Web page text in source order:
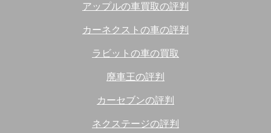
アップルの車買取の評判
カーネクストの車の評判
ラビットの車の買取
廃車王の評判
カーセブンの評判
ネクステージの評判